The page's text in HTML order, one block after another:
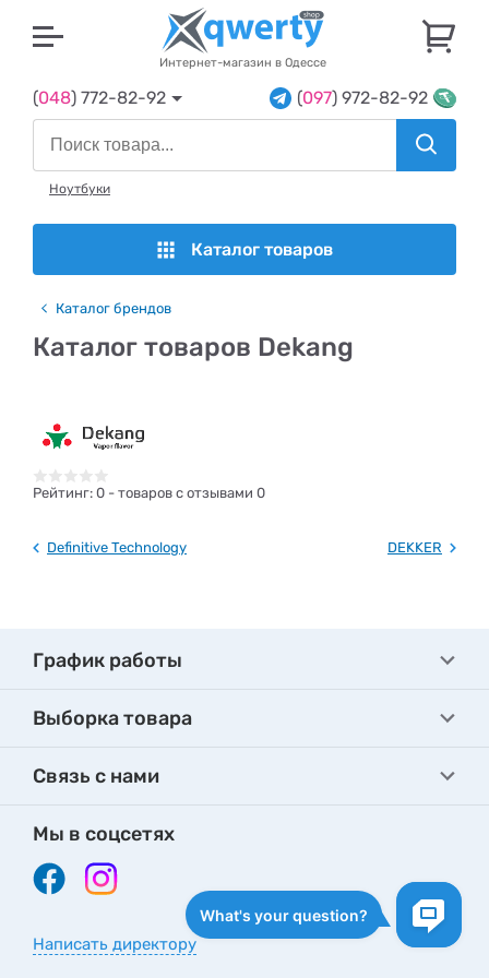
Интернет-магазин в Одессе
(048) 772-82-92 (097) 972-82-92
Ноутбуки
Каталог товаров
Каталог брендов
Каталог товаров Dekang
Рейтинг: 0 - товаров с отзывами 0
Definitive Technology DEKKER
График работы
Выборка товара
Связь с нами
Мы в соцсетях
Написать директору